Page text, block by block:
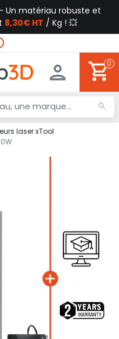
- Un matériau robuste et
8,30€ HT / Kg ! 💥
0
laser xTool